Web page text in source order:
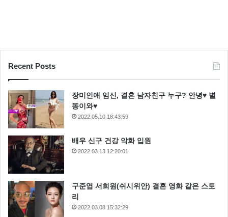
Recent Posts
장미인애 임신, 결혼 남자친구 누구? 안녕♥ 별
똥이와♥
2022.05.10 18:43:59
배우 신구 건강 악화 입원
2022.03.13 12:20:01
구준엽 서희원(쉬시위안) 결혼 영화 같은 스토
리
2022.03.08 15:32:29